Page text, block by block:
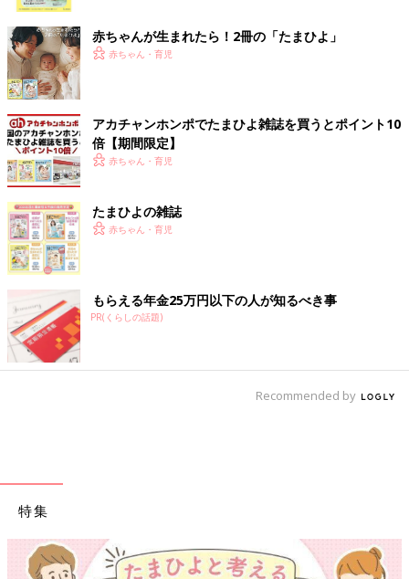
トシー）」のコラボトップス。鮮やかな色味はもちろん、両サイ
ドのビッグフリルも存在感抜群ですよね♪ ショートパンツやフレ
アパンツとの相性が◎。ブラックやネイビー、グレーなどのベー
赤ちゃんが生まれたら！2冊の「たまひよ」
赤ちゃん・育児
アカチャンホンポでたまひよ雑誌を買うとポイント10
倍【期間限定】
赤ちゃん・育児
たまひよの雑誌
赤ちゃん・育児
もらえる年金25万円以下の人が知るべき事
PR(くらしの話題)
Recommended by
特集